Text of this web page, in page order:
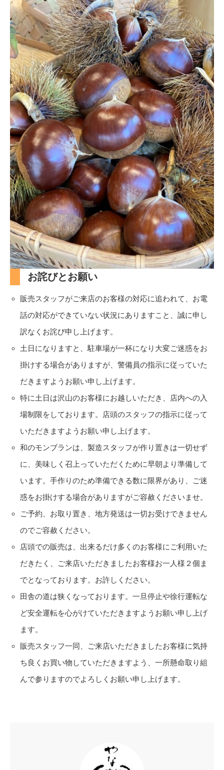
お詫びとお願い
販売スタッフがご来店のお客様の対応に追われて、お電
話の対応ができていない状況にありますこと、誠に申し
訳なくお詫び申し上げます。
土日になりますと、駐車場が一杯になり大変ご迷惑をお
掛けする場合がありますが、警備員の指示に従っていた
だきますようお願い申し上げます。
特に土日は沢山のお客様にお越しいただき、店内への入
場制限をしております。店頭のスタッフの指示に従って
いただきますようお願い申し上げます。
和のモンブランは、製造スタッフが作り置きは一切せず
に、美味しく召上っていただくために早朝より準備して
います。手作りのため準備できる数に限界があり、ご迷
惑をお掛けする場合がありますがご容赦くださいませ。
ご予約、お取り置き、地方発送は一切お受けできません
のでご容赦ください。
店頭での販売は、出来るだけ多くのお客様にご利用いた
だきたく、ご来店いただきましたお客様お一人様２個ま
でとなっております。お許しください。
田舎の道は狭くなっております。一旦停止や徐行運転な
ど安全運転を心がけていただきますようお願い申し上げ
ます。
販売スタッフ一同、ご来店いただきましたお客様に気持
ち良くお買い物していただきますよう、一所懸命取り組
んで参りますのでよろしくお願い申し上げます。